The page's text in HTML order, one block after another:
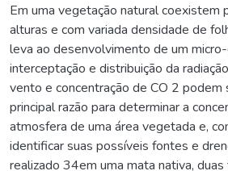
Em uma vegetação natural coexistem
alturas e com variada densidade de
leva ao desenvolvimento de um
interceptação e distribuição da
vento e concentração de CO 2 podem
principal razão para determinar a
atmosfera de uma área vegetada e,
identificar suas possíveis fontes e
realizado 34em uma mata nativa,